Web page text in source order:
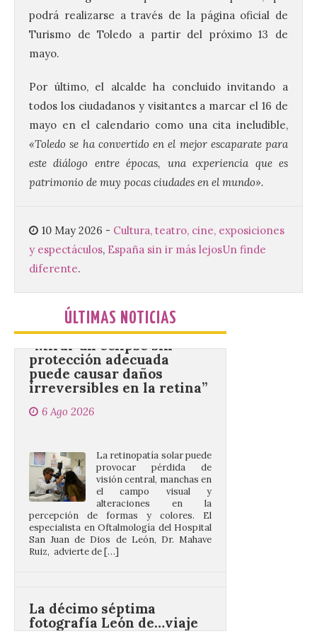
podrá realizarse a través de la página oficial de
Turismo de Toledo a partir del próximo 13 de
mayo.
Por último, el alcalde ha concluido invitando a
todos los ciudadanos y visitantes a marcar el 16 de
mayo en el calendario como una cita ineludible,
«Toledo se ha convertido en el mejor escaparate para
este diálogo entre épocas, una experiencia que es
patrimonio de muy pocas ciudades en el mundo».
10 May 2026 - Cultura, teatro, cine, exposiciones
y espectáculos, España sin ir más lejosUn finde
diferente.
ÚLTIMAS NOTICIAS
El Ayuntamiento de La
Festival One More Time,
los 80 y 90 para el 16 de
agosto en la Plaza Mayor.
6 Ago 2026
Se celebrará el próximo
domingo 16 de agosto, a
del Ayuntamiento de La Bañeza ha
acogido esta mañana la presentación
oficial del Festival One […]
“Mirar un eclipse sin
protección adecuada
irreversibles en la retina”
6 Ago 2026
el campo visual y
alteraciones en la
percepción de formas y colores. El
especialista en Oftalmología del Hospital
San Juan de Dios de León, Dr. Mahave
Ruiz, advierte de […]
nos llega desde la
carretera CL 626 con